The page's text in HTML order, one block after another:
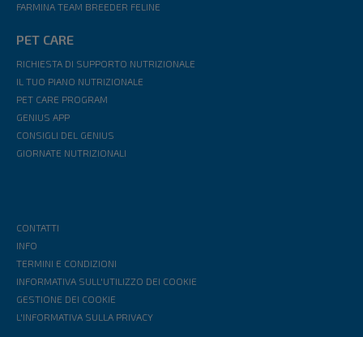
FARMINA TEAM BREEDER FELINE
PET CARE
RICHIESTA DI SUPPORTO NUTRIZIONALE
IL TUO PIANO NUTRIZIONALE
PET CARE PROGRAM
GENIUS APP
CONSIGLI DEL GENIUS
GIORNATE NUTRIZIONALI
CONTATTI
INFO
TERMINI E CONDIZIONI
INFORMATIVA SULL'UTILIZZO DEI COOKIE
GESTIONE DEI COOKIE
L'INFORMATIVA SULLA PRIVACY